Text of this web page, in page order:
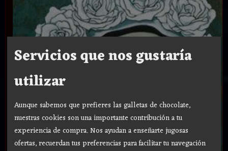
Servicios que nos gustaría
utilizar
Aunque sabemos que prefieres las galletas de chocolate,
nuestras cookies son una importante contribución a tu
experiencia de compra. Nos ayudan a enseñarte jugosas
ofertas, recuerdan tus preferencias para facilitar tu navegación